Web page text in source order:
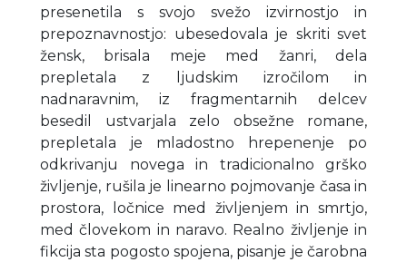
presenetila s svojo svežo izvirnostjo in
prepoznavnostjo: ubesedovala je skriti svet
žensk, brisala meje med žanri, dela
prepletala z ljudskim izročilom in
nadnaravnim, iz fragmentarnih delcev
besedil ustvarjala zelo obsežne romane,
prepletala je mladostno hrepenenje po
odkrivanju novega in tradicionalno grško
življenje, rušila je linearno pojmovanje časa in
prostora, ločnice med življenjem in smrtjo,
med človekom in naravo. Realno življenje in
fikcija sta pogosto spojena, pisanje je čarobna